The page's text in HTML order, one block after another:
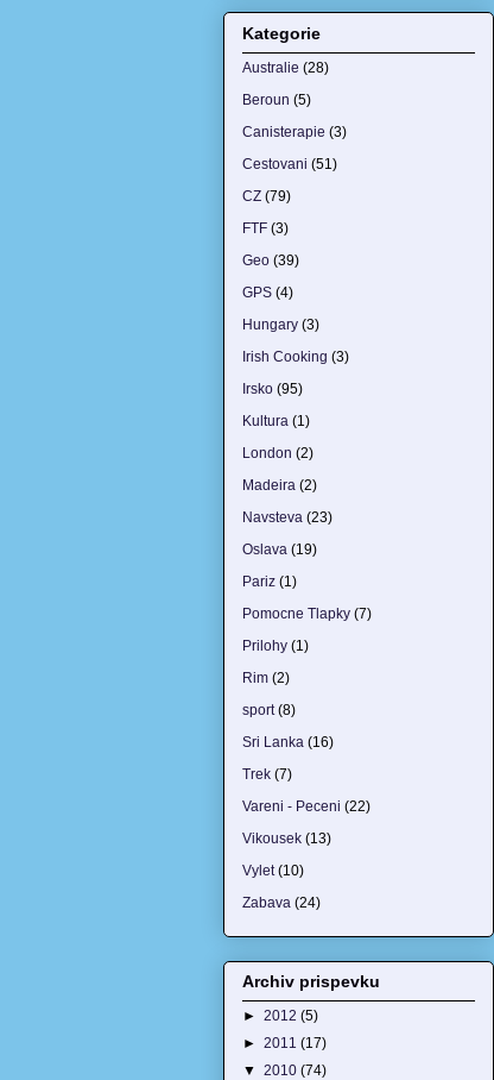
Kategorie
Australie (28)
Beroun (5)
Canisterapie (3)
Cestovani (51)
CZ (79)
FTF (3)
Geo (39)
GPS (4)
Hungary (3)
Irish Cooking (3)
Irsko (95)
Kultura (1)
London (2)
Madeira (2)
Navsteva (23)
Oslava (19)
Pariz (1)
Pomocne Tlapky (7)
Prilohy (1)
Rim (2)
sport (8)
Sri Lanka (16)
Trek (7)
Vareni - Peceni (22)
Vikousek (13)
Vylet (10)
Zabava (24)
Archiv prispevku
► 2012 (5)
► 2011 (17)
▼ 2010 (74)